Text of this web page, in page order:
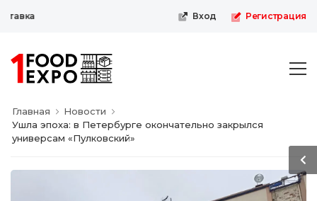
Вход Регистрация
Главная
Новости
Ушла эпоха: в Петербурге окончательно закрылся
универсам «Пулковский»